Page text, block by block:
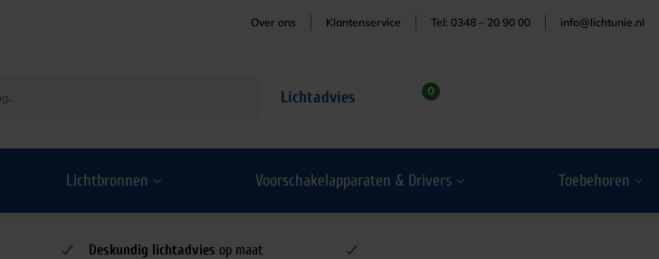
Over ons Klantenservice Tel: 0348 – 20 90 00 info@lichtunie.nl
Lichtadvies 0
Lichtbronnen Voorschakelapparaten & Drivers Toebehoren
Deskundig lichtadvies op maat